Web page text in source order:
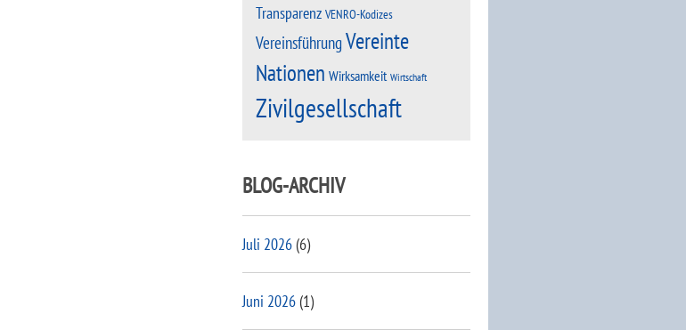
Transparenz VENRO-Kodizes
VereinsführungVereinte
Nationen Wirksamkeit Wirtschaft
Zivilgesellschaft
BLOG-ARCHIV
Juli 2026(6)
Juni 2026(1)